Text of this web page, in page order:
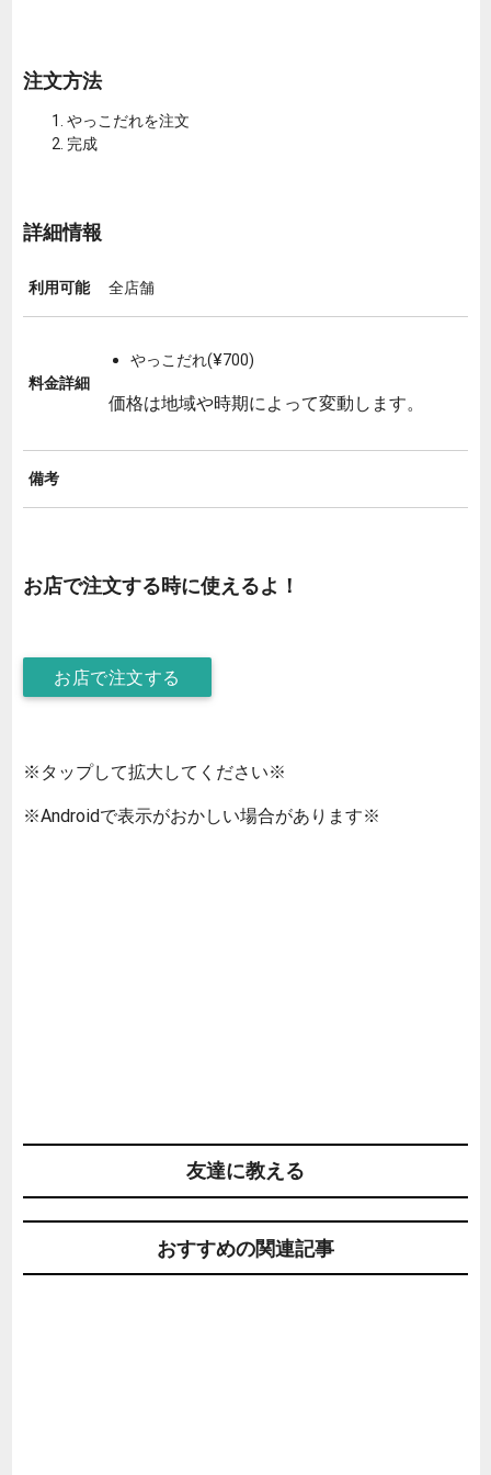
注文方法
やっこだれを注文
完成
詳細情報
利用可能 全店舗
料金詳細
やっこだれ(¥700)
価格は地域や時期によって変動します。
備考
お店で注文する時に使えるよ！
お店で注文する
※タップして拡大してください※
※Androidで表示がおかしい場合があります※
友達に教える
おすすめの関連記事